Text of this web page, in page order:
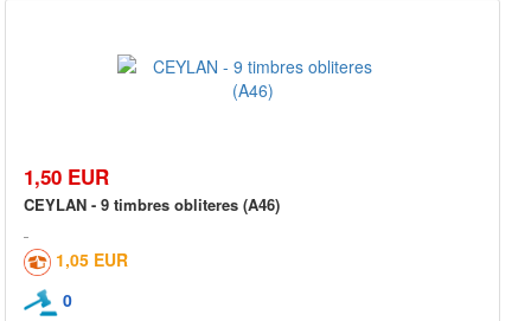
1,50 EUR
CEYLAN - 9 timbres obliteres (A46)
1,05 EUR
0